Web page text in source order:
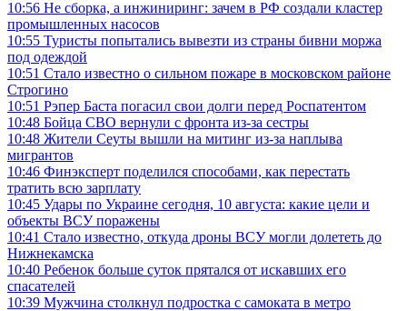
10:56 Не сборка, а инжиниринг: зачем в РФ создали кластер
промышленных насосов
10:55 Туристы попытались вывезти из страны бивни моржа
под одеждой
10:51 Стало известно о сильном пожаре в московском районе
Строгино
10:51 Рэпер Баста погасил свои долги перед Роспатентом
10:48 Бойца СВО вернули с фронта из-за сестры
10:48 Жители Сеуты вышли на митинг из-за наплыва
мигрантов
10:46 Финэксперт поделился способами, как перестать
тратить всю зарплату
10:45 Удары по Украине сегодня, 10 августа: какие цели и
объекты ВСУ поражены
10:41 Стало известно, откуда дроны ВСУ могли долететь до
Нижнекамска
10:40 Ребенок больше суток прятался от искавших его
спасателей
10:39 Мужчина столкнул подростка с самоката в метро